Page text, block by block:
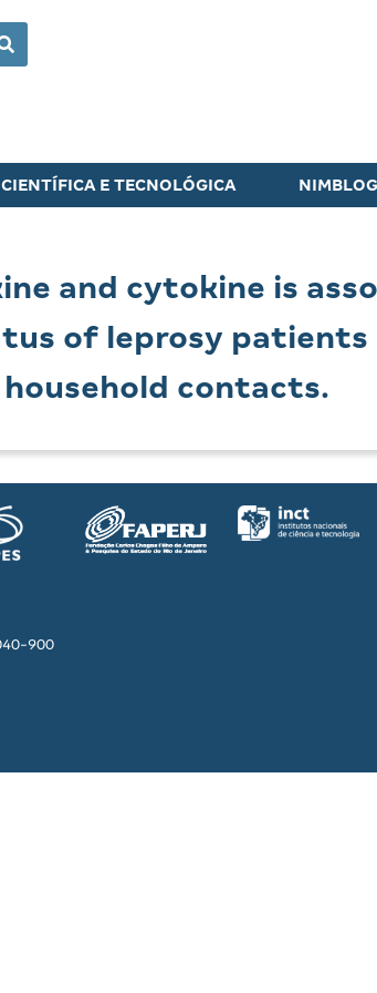
E TECNOLÓGICA
and cytokine is
of leprosy patients
contacts.
900